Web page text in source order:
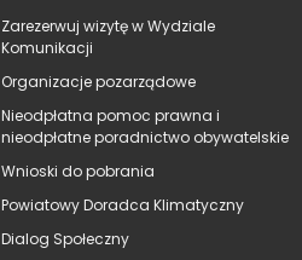
Zarezerwuj wizytę w Wydziale
Komunikacji
Organizacje pozarządowe
Nieodpłatna pomoc prawna i
nieodpłatne poradnictwo obywatelskie
Wnioski do pobrania
Powiatowy Doradca Klimatyczny
Dialog Społeczny